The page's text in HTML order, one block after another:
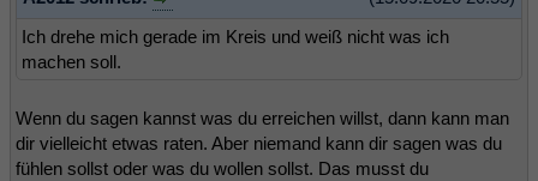
Ich drehe mich gerade im Kreis und weiß nicht was ich
machen soll.
Wenn du sagen kannst was du erreichen willst, dann kann man
dir vielleicht etwas raten. Aber niemand kann dir sagen was du
fühlen sollst oder was du wollen sollst. Das musst du